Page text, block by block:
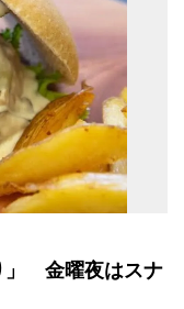
」 金曜夜はスナ